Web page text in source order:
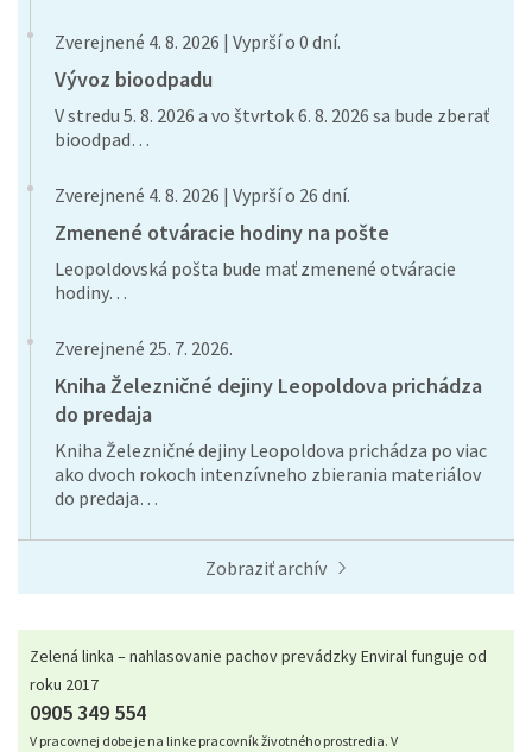
Zverejnené 4. 8. 2026 | Vyprší o 0 dní.
Vývoz bioodpadu
V stredu 5. 8. 2026 a vo štvrtok 6. 8. 2026 sa bude zberať
bioodpad…
Zverejnené 4. 8. 2026 | Vyprší o 26 dní.
Zmenené otváracie hodiny na pošte
Leopoldovská pošta bude mať zmenené otváracie
hodiny…
Zverejnené 25. 7. 2026.
Kniha Železničné dejiny Leopoldova prichádza
do predaja
Kniha Železničné dejiny Leopoldova prichádza po viac
ako dvoch rokoch intenzívneho zbierania materiálov
do predaja…
Zobraziť archív
Zelená linka – nahlasovanie pachov prevádzky Enviral funguje od
roku 2017
0905 349 554
V pracovnej dobe je na linke pracovník životného prostredia. V